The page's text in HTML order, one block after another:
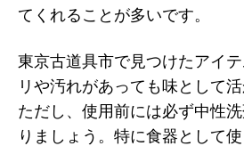
てくれることが多いです。
東京古道具市で見つけたアイ
リや汚れがあっても味として活
ただし、使用前には必ず中性
りましょう。特に食器として